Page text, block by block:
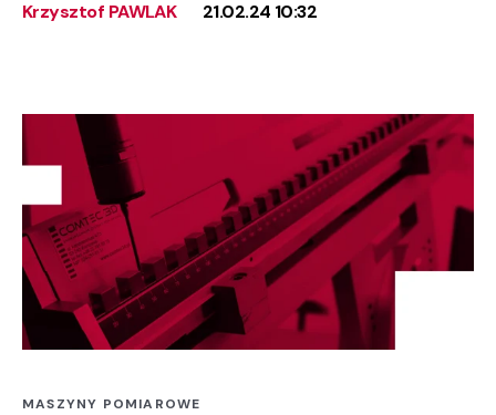
Krzysztof PAWLAK 21.02.24 10:32
MASZYNY POMIAROWE